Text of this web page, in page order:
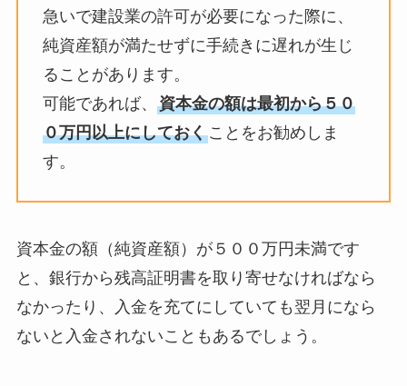
急いで建設業の許可が必要になった際に、
純資産額が満たせずに手続きに遅れが生じ
ることがあります。
可能であれば、 資本金の額は最初から５０
０万円以上にしておくことをお勧めしま
す。
資本金の額（純資産額）が５００万円未満です
と、銀行から残高証明書を取り寄せなければなら
なかったり、入金を充てにしていても翌月になら
ないと入金されないこともあるでしょう。